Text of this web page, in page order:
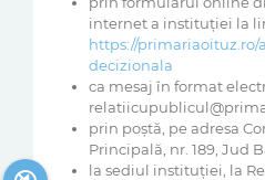
internet a instituţiei la
https://
decizionala
ca mesaj în format
prin poştă, pe adresa
Principală, nr. 189, Jud
la sediul instituţiei, la